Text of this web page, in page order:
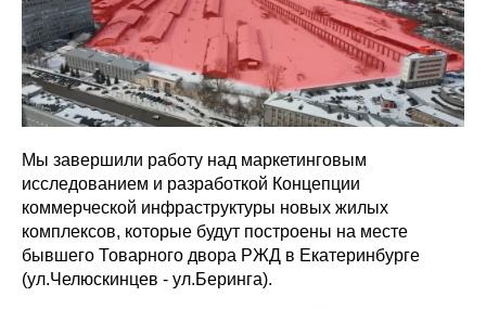
Мы завершили работу над маркетинговым
исследованием и разработкой Концепции
коммерческой инфраструктуры новых жилых
комплексов, которые будут построены на месте
бывшего Товарного двора РЖД в Екатеринбурге
(ул.Челюскинцев - ул.Беринга).